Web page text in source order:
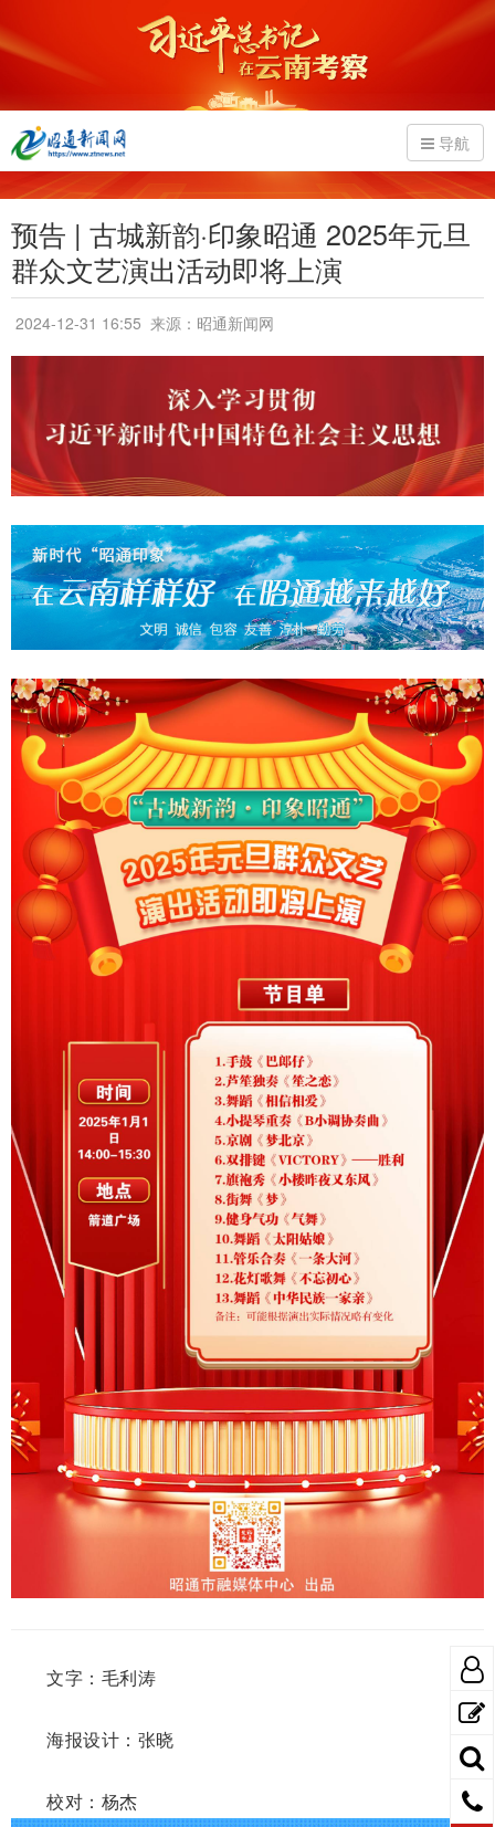
导航
预告 | 古城新韵·印象昭通 2025年元旦
群众文艺演出活动即将上演
2024-12-31 16:55 来源：昭通新闻网
文字：毛利涛
海报设计：张晓
校对：杨杰